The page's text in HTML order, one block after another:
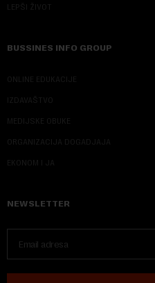
LEPŠI ŽIVOT
BUSSINES INFO GROUP
ONLINE EDUKACIJE
IZDAVAŠTVO
MEDIJSKE OBUKE
ORGANIZACIJA DOGADJAJA
EKONOM I JA
NEWSLETTER